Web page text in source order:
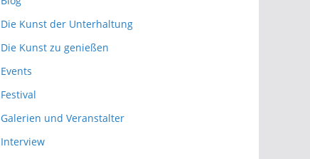
Die Kunst der Unterhaltung
Die Kunst zu genießen
Events
Festival
Galerien und Veranstalter
Interview